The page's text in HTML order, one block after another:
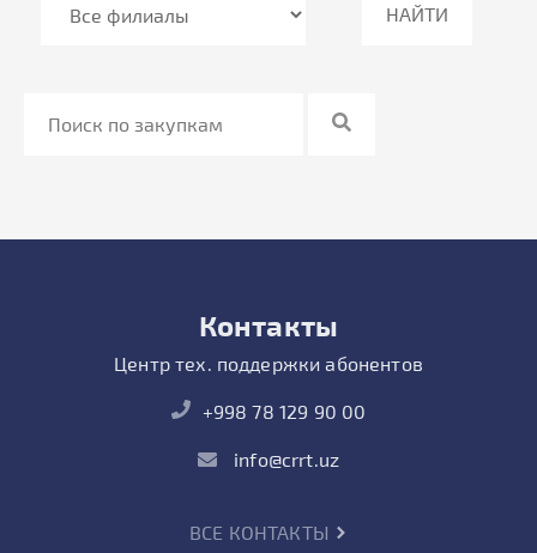
Контакты
Центр тех. поддержки абонентов
+998 78 129 90 00
info@crrt.uz
ВСЕ КОНТАКТЫ